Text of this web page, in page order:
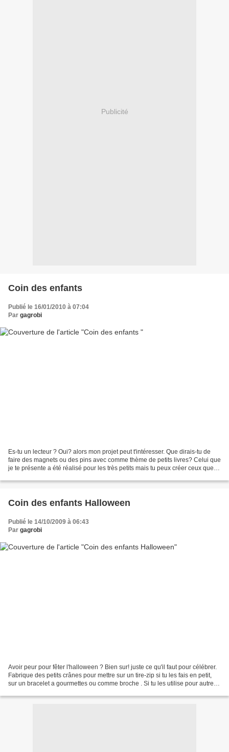
Publicité
Coin des enfants
Publié le 16/01/2010 à 07:04
Par gagrobi
Es-tu un lecteur ? Oui? alors mon projet peut t'intéresser. Que dirais-tu de
faire des magnets ou des pins avec comme thème de petits livres? Celui que
je te présente a été réalisé pour les très petits mais tu peux créer ceux que tu
Coin des enfants Halloween
Publié le 14/10/2009 à 06:43
Par gagrobi
Avoir peur pour fêter l'halloween ? Bien sur! juste ce qu'il faut pour célébrer.
Fabrique des petits crânes pour mettre sur un tire-zip si tu les fais en petit,
sur un bracelet a gourmettes ou comme broche . Si tu les utilise pour autre